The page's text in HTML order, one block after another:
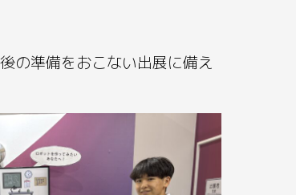
の準備をおこない出展に備え